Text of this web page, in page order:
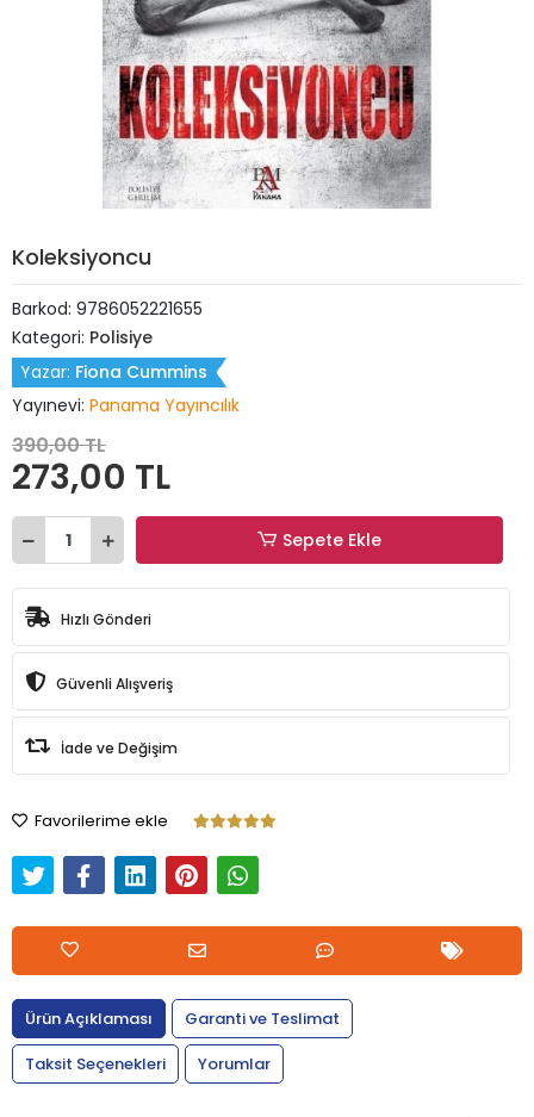
Koleksiyoncu
Barkod: 9786052221655
Kategori: Polisiye
Yazar: Fiona Cummins
Yayınevi: Panama Yayıncılık
390,00 TL
273,00 TL
Sepete Ekle
Hızlı Gönderi
Güvenli Alışveriş
İade ve Değişim
Favorilerime ekle
Ürün Açıklaması
Garanti ve Teslimat
Taksit Seçenekleri
Yorumlar